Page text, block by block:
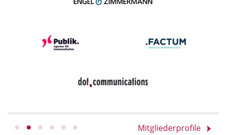
Mitgliederprofile